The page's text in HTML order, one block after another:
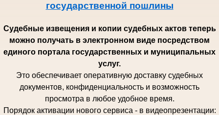
государственной пошлины
Судебные извещения и копии судебных актов теперь
можно получать в электронном виде посредством
единого портала государственных и муниципальных
услуг.
Это обеспечивает оперативную доставку судебных
документов, конфиденциальность и возможность
просмотра в любое удобное время.
Порядок активации нового сервиса - в видеопрезентации: